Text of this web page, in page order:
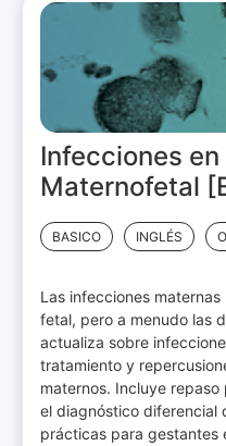
Infecciones
Maternofetal
BASICO INGLÉS
Las infecciones
fetal, pero a menudo las
actualiza sobre
tratamiento y
maternos. Incluye
el diagnóstico diferencial
prácticas para gestantes